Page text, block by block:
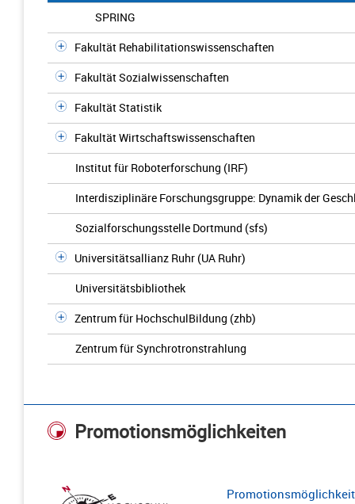
SPRING
Fakultät Rehabilitationswissenschaften
Fakultät Sozialwissenschaften
Fakultät Statistik
Fakultät Wirtschaftswissenschaften
Institut für Roboterforschung (IRF)
Interdisziplinäre Forschungsgruppe: Dynamik der
Sozialforschungsstelle Dortmund (sfs)
Universitätsallianz Ruhr (UA Ruhr)
Universitätsbibliothek
Zentrum für HochschulBildung (zhb)
Zentrum für Synchrotronstrahlung
Promotionsmöglichkeiten